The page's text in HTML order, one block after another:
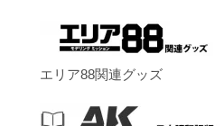
エリア88関連グッズ